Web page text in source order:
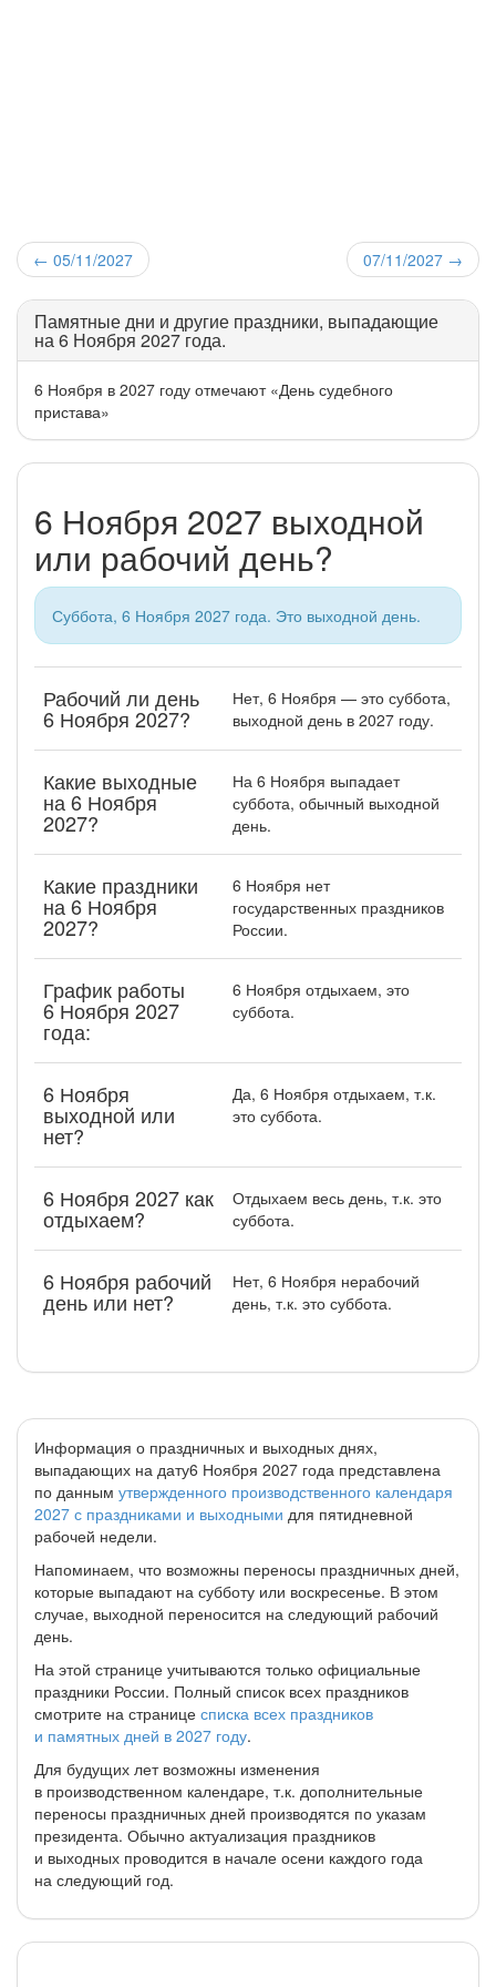
← 05/11/2027 07/11/2027 →
Памятные дни и другие праздники, выпадающие
на 6 Ноября 2027 года.
6 Ноября в 2027 году отмечают «День судебного
пристава»
6 Ноября 2027 выходной
или рабочий день?
Суббота, 6 Ноября 2027 года. Это выходной день.
Рабочий ли день
6 Ноября 2027?
Нет, 6 Ноября — это суббота,
выходной день в 2027 году.
Какие выходные
на 6 Ноября
2027?
На 6 Ноября выпадает
суббота, обычный выходной
день.
Какие праздники
на 6 Ноября
2027?
6 Ноября нет
государственных праздников
России.
График работы
6 Ноября 2027
года:
6 Ноября отдыхаем, это
суббота.
6 Ноября
выходной или
нет?
Да, 6 Ноября отдыхаем, т.к.
это суббота.
6 Ноября 2027 как
отдыхаем?
Отдыхаем весь день, т.к. это
суббота.
6 Ноября рабочий
день или нет?
Нет, 6 Ноября нерабочий
день, т.к. это суббота.
Информация о праздничных и выходных днях,
выпадающих на дату6 Ноября 2027 года представлена
по данным утвержденного производственного календаря
2027 с праздниками и выходными для пятидневной
рабочей недели.
Напоминаем, что возможны переносы праздничных дней,
которые выпадают на субботу или воскресенье. В этом
случае, выходной переносится на следующий рабочий
день.
На этой странице учитываются только официальные
праздники России. Полный список всех праздников
смотрите на странице списка всех праздников
и памятных дней в 2027 году.
Для будущих лет возможны изменения
в производственном календаре, т.к. дополнительные
переносы праздничных дней производятся по указам
президента. Обычно актуализация праздников
и выходных проводится в начале осени каждого года
на следующий год.